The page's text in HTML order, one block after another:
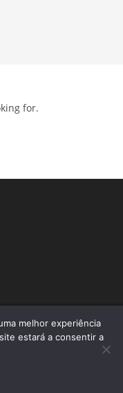
for.
OceanWP
melhor experiência
estará a consentir a